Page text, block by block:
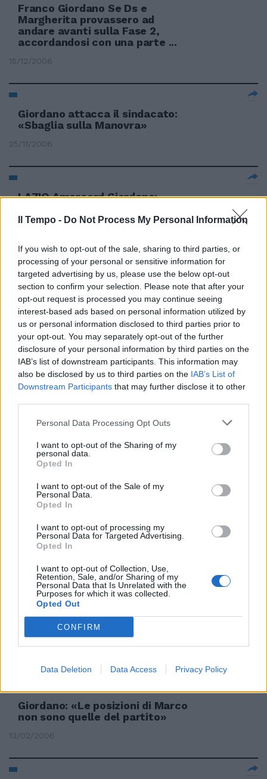
Il Tempo - Do Not Process My Personal Information
If you wish to opt-out of the sale, sharing to third parties, or
processing of your personal or sensitive information for
targeted advertising by us, please use the below opt-out
section to confirm your selection. Please note that after your
opt-out request is processed you may continue seeing
interest-based ads based on personal information utilized by
us or personal information disclosed to third parties prior to
your opt-out. You may separately opt-out of the further
disclosure of your personal information by third parties on the
IAB’s list of downstream participants. This information may
also be disclosed by us to third parties on the IAB’s List of
Downstream Participants that may further disclose it to other
Personal Data Processing Opt Outs
I want to opt-out of the Sharing of my
personal data.
Opted In
I want to opt-out of the Sale of my
Personal Data.
Opted In
I want to opt-out of processing my
Personal Data for Targeted Advertising.
Opted In
I want to opt-out of Collection, Use,
Retention, Sale, and/or Sharing of my
Personal Data that Is Unrelated with the
Purposes for which it was collected.
Opted Out
CONFIRM
Data Deletion Data Access Privacy Policy
Franco Giordano Se Ds e
Margherita provassero ad
andare avanti sulla Fase 2,
accordandosi con una parte ...
15/12/2006
Giordano attacca il sindacato:
«Sbaglia sulla Manovra»
25/11/2006
LAZIO Amarcord Giordano:
14/11/2006
Giordano: «Prodi deve ascoltare
i movimenti»
12/11/2006
GIORDANO Operato il tecnico
Oggi sarà a Siena MESSINA —
L'allenatore del Messina, Bruno
Giordano, stasera ...
11/10/2006
Il segretario di Rifondazione
Giordano
26/09/2006
Giordano ancora imbattuto dopo
tre gare
20/09/2006
Giordano non molla e difende il
Prodino
Giordano: «Le posizioni di Marco
non sono quelle del partito»
13/02/2006